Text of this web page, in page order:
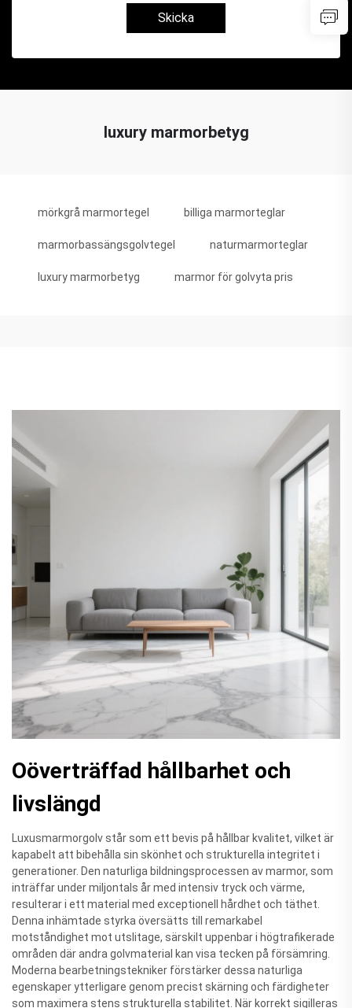
Skicka
luxury marmorbetyg
mörkgrå marmortegel billiga marmorteglar
marmorbassängsgolvtegel naturmarmorteglar
luxury marmorbetyg marmor för golvyta pris
Oöverträffad hållbarhet och
livslängd
Luxusmarmorgolv står som ett bevis på hållbar kvalitet, vilket är
kapabelt att bibehålla sin skönhet och strukturella integritet i
generationer. Den naturliga bildningsprocessen av marmor, som
inträffar under miljontals år med intensiv tryck och värme,
resulterar i ett material med exceptionell hårdhet och täthet.
Denna inhämtade styrka översätts till remarkabel
motståndighet mot utslitage, särskilt uppenbar i högtrafikerade
områden där andra golvmaterial kan visa tecken på försämring.
Moderna bearbetningstekniker förstärker dessa naturliga
egenskaper ytterligare genom precist skärning och färdigheter
som maximera stens strukturella stabilitet. När korrekt sigilleras